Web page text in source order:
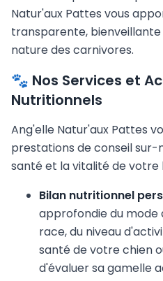
Natur'aux Pattes vous
transparente,
nature des carnivores.
🐾 Nos Services et
Nutritionnels
Ang'elle Natur'aux Pattes
prestations de conseil
santé et la vitalité de votre
Bilan nutritionnel
approfondie du mode
race, du niveau
santé de votre chien
d'évaluer sa gamelle